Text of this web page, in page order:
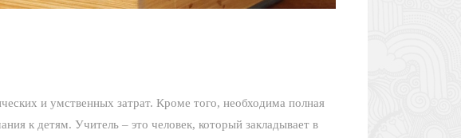
и умственных затрат. Кроме того, необходима полная
к детям. Учитель – это человек, который закладывает в